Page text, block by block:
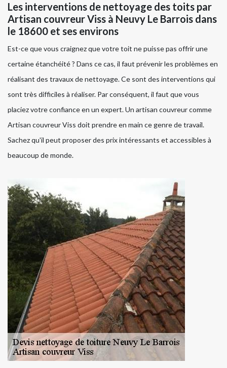
Les interventions de nettoyage des toits par
Artisan couvreur Viss à Neuvy Le Barrois dans
le 18600 et ses environs
Est-ce que vous craignez que votre toit ne puisse pas offrir une
certaine étanchéité ? Dans ce cas, il faut prévenir les problèmes en
réalisant des travaux de nettoyage. Ce sont des interventions qui
sont très difficiles à réaliser. Par conséquent, il faut que vous
placiez votre confiance en un expert. Un artisan couvreur comme
Artisan couvreur Viss doit prendre en main ce genre de travail.
Sachez qu'il peut proposer des prix intéressants et accessibles à
beaucoup de monde.